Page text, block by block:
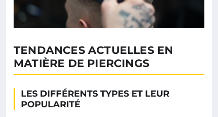
TENDANCES ACTUELLES EN
MATIÈRE DE PIERCINGS
LES DIFFÉRENTS TYPES ET LEUR
POPULARITÉ